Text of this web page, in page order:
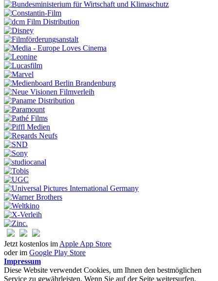
Jetzt kostenlos im Apple App Store
oder im Google Play Store
Impressum
Diese Website verwendet Cookies, um Ihnen den bestmöglichen
Service zu gewährleisten. Wenn Sie auf der Seite weitersurfen,